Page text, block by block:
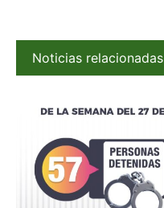
Noticias relacionadas